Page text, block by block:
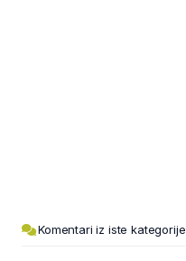
Komentari iz iste kategorije